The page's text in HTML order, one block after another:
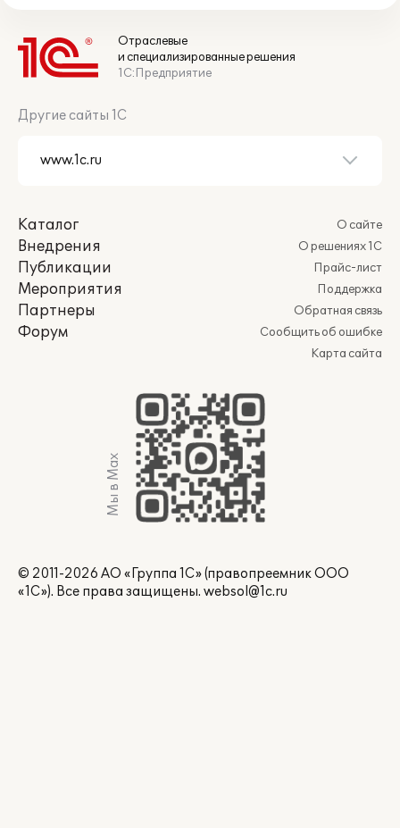
Отраслевые
и специализированные решения
1С:Предприятие
Другие сайты 1С
Каталог
Внедрения
Публикации
Мероприятия
Партнеры
Форум
О сайте
О решениях 1С
Прайс-лист
Поддержка
Обратная связь
Сообщить об ошибке
Карта сайта
Мы в Max
© 2011-2026 АО «Группа 1С» (правопреемник ООО
«1С»). Все права защищены. websol@1c.ru